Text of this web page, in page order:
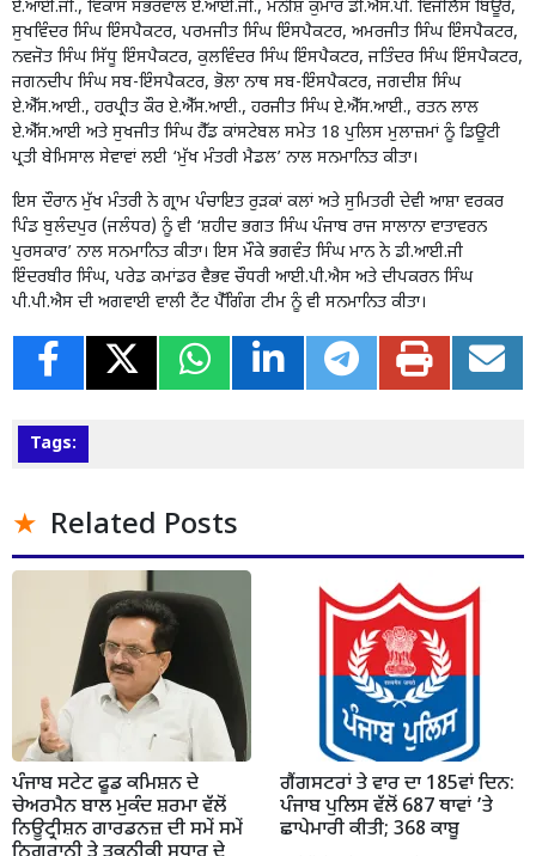
ਏ.ਆਈ.ਜੀ., ਵਿਕਾਸ ਸੱਭਰਵਾਲ ਏ.ਆਈ.ਜੀ., ਮਨੀਸ਼ ਕੁਮਾਰ ਡੀ.ਐਸ.ਪੀ. ਵਿਜੀਲੈਂਸ ਬਿਊਰੋ,
ਸੁਖਵਿੰਦਰ ਸਿੰਘ ਇੰਸਪੈਕਟਰ, ਪਰਮਜੀਤ ਸਿੰਘ ਇੰਸਪੈਕਟਰ, ਅਮਰਜੀਤ ਸਿੰਘ ਇੰਸਪੈਕਟਰ,
ਨਵਜੋਤ ਸਿੰਘ ਸਿੱਧੂ ਇੰਸਪੈਕਟਰ, ਕੁਲਵਿੰਦਰ ਸਿੰਘ ਇੰਸਪੈਕਟਰ, ਜਤਿੰਦਰ ਸਿੰਘ ਇੰਸਪੈਕਟਰ,
ਜਗਨਦੀਪ ਸਿੰਘ ਸਬ-ਇੰਸਪੈਕਟਰ, ਭੋਲਾ ਨਾਥ ਸਬ-ਇੰਸਪੈਕਟਰ, ਜਗਦੀਸ਼ ਸਿੰਘ
ਏ.ਐੱਸ.ਆਈ., ਹਰਪ੍ਰੀਤ ਕੌਰ ਏ.ਐੱਸ.ਆਈ., ਹਰਜੀਤ ਸਿੰਘ ਏ.ਐੱਸ.ਆਈ., ਰਤਨ ਲਾਲ
ਏ.ਐੱਸ.ਆਈ ਅਤੇ ਸੁਖਜੀਤ ਸਿੰਘ ਹੈੱਡ ਕਾਂਸਟੇਬਲ ਸਮੇਤ 18 ਪੁਲਿਸ ਮੁਲਾਜ਼ਮਾਂ ਨੂੰ ਡਿਊਟੀ
ਪ੍ਰਤੀ ਬੇਮਿਸਾਲ ਸੇਵਾਵਾਂ ਲਈ ‘ਮੁੱਖ ਮੰਤਰੀ ਮੈਡਲ’ ਨਾਲ ਸਨਮਾਨਿਤ ਕੀਤਾ।
ਇਸ ਦੌਰਾਨ ਮੁੱਖ ਮੰਤਰੀ ਨੇ ਗ੍ਰਾਮ ਪੰਚਾਇਤ ਰੁੜਕਾਂ ਕਲਾਂ ਅਤੇ ਸੁਮਿਤਰੀ ਦੇਵੀ ਆਸ਼ਾ ਵਰਕਰ
ਪਿੰਡ ਬੁਲੰਦਪੁਰ (ਜਲੰਧਰ) ਨੂੰ ਵੀ ‘ਸ਼ਹੀਦ ਭਗਤ ਸਿੰਘ ਪੰਜਾਬ ਰਾਜ ਸਾਲਾਨਾ ਵਾਤਾਵਰਨ
ਪੁਰਸਕਾਰ’ ਨਾਲ ਸਨਮਾਨਿਤ ਕੀਤਾ। ਇਸ ਮੌਕੇ ਭਗਵੰਤ ਸਿੰਘ ਮਾਨ ਨੇ ਡੀ.ਆਈ.ਜੀ
ਇੰਦਰਬੀਰ ਸਿੰਘ, ਪਰੇਡ ਕਮਾਂਡਰ ਵੈਭਵ ਚੌਧਰੀ ਆਈ.ਪੀ.ਐਸ ਅਤੇ ਦੀਪਕਰਨ ਸਿੰਘ
ਪੀ.ਪੀ.ਐਸ ਦੀ ਅਗਵਾਈ ਵਾਲੀ ਟੈਂਟ ਪੈੱਗਿੰਗ ਟੀਮ ਨੂੰ ਵੀ ਸਨਮਾਨਿਤ ਕੀਤਾ।
Tags:
Related Posts
ਪੰਜਾਬ ਸਟੇਟ ਫੂਡ ਕਮਿਸ਼ਨ ਦੇ
ਚੇਅਰਮੈਨ ਬਾਲ ਮੁਕੰਦ ਸ਼ਰਮਾ ਵੱਲੋਂ
ਨਿਊਟ੍ਰੀਸ਼ਨ ਗਾਰਡਨਜ਼ ਦੀ ਸਮੇਂ ਸਮੇਂ
ਗੈਂਗਸਟਰਾਂ ਤੇ ਵਾਰ ਦਾ 185ਵਾਂ ਦਿਨ:
ਪੰਜਾਬ ਪੁਲਿਸ ਵੱਲੋਂ 687 ਥਾਵਾਂ ’ਤੇ
ਛਾਪੇਮਾਰੀ ਕੀਤੀ; 368 ਕਾਬੂ